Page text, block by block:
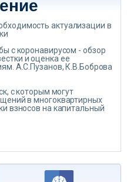
актуализации в
с коронавирусом - обзор
и оценка ее
А.С.Пузанов, К.В.Боброва
с которым могут
в многоквартирных
взносов на капитальный